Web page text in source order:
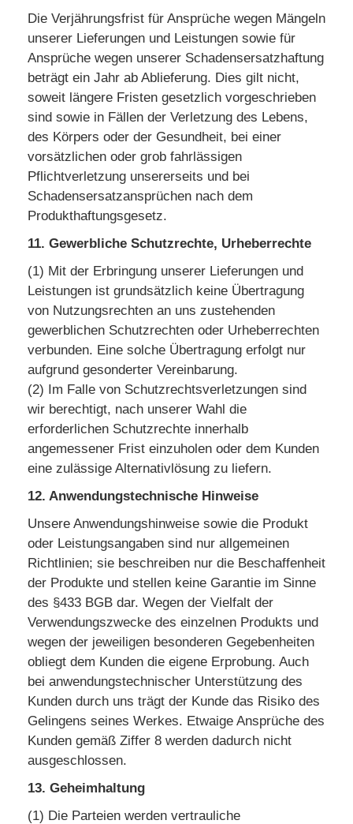
Die Verjährungsfrist für Ansprüche wegen Mängeln
unserer Lieferungen und Leistungen sowie für
Ansprüche wegen unserer Schadensersatzhaftung
beträgt ein Jahr ab Ablieferung. Dies gilt nicht,
soweit längere Fristen gesetzlich vorgeschrieben
sind sowie in Fällen der Verletzung des Lebens,
des Körpers oder der Gesundheit, bei einer
vorsätzlichen oder grob fahrlässigen
Pflichtverletzung unsererseits und bei
Schadensersatzansprüchen nach dem
Produkthaftungsgesetz.
11. Gewerbliche Schutzrechte, Urheberrechte
(1) Mit der Erbringung unserer Lieferungen und
Leistungen ist grundsätzlich keine Übertragung
von Nutzungsrechten an uns zustehenden
gewerblichen Schutzrechten oder Urheberrechten
verbunden. Eine solche Übertragung erfolgt nur
aufgrund gesonderter Vereinbarung.
(2) Im Falle von Schutzrechtsverletzungen sind
wir berechtigt, nach unserer Wahl die
erforderlichen Schutzrechte innerhalb
angemessener Frist einzuholen oder dem Kunden
eine zulässige Alternativlösung zu liefern.
12. Anwendungstechnische Hinweise
Unsere Anwendungshinweise sowie die Produkt
oder Leistungsangaben sind nur allgemeinen
Richtlinien; sie beschreiben nur die Beschaffenheit
der Produkte und stellen keine Garantie im Sinne
des §433 BGB dar. Wegen der Vielfalt der
Verwendungszwecke des einzelnen Produkts und
wegen der jeweiligen besonderen Gegebenheiten
obliegt dem Kunden die eigene Erprobung. Auch
bei anwendungstechnischer Unterstützung des
Kunden durch uns trägt der Kunde das Risiko des
Gelingens seines Werkes. Etwaige Ansprüche des
Kunden gemäß Ziffer 8 werden dadurch nicht
ausgeschlossen.
13. Geheimhaltung
(1) Die Parteien werden vertrauliche